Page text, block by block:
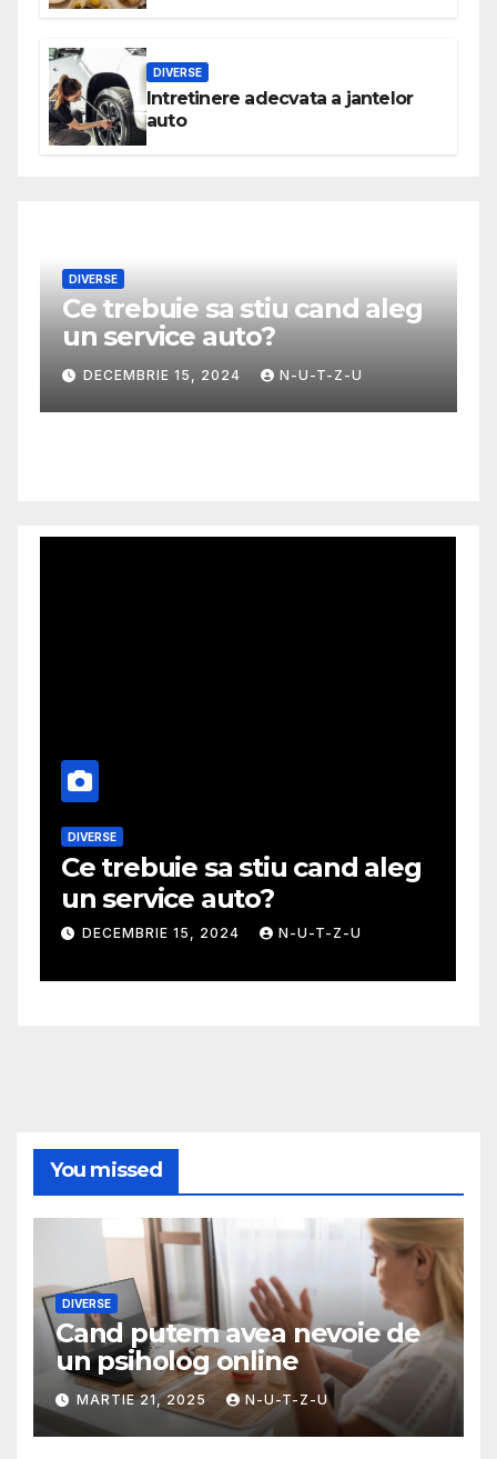
DIVERSE
Intretinere adecvata a jantelor
auto
stiu cand aleg
N-U-T-Z-U
mai potrivita
stiu cand aleg
N-U-T-Z-U
Ghid util pentru
mai potrivita
NOIEMBRIE 30, 2024
You missed
DIVERSE
Cand putem avea nevoie de
un psiholog online
MARTIE 21, 2025 N-U-T-Z-U